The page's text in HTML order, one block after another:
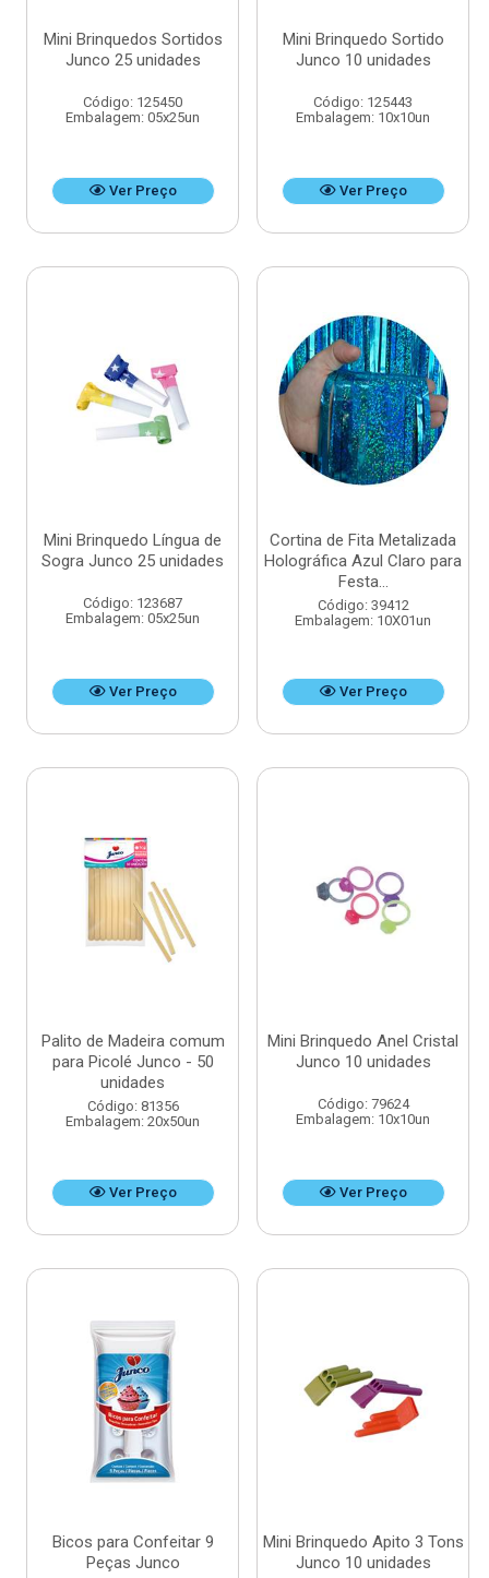
Mini Brinquedos Sortidos
Junco 25 unidades
Código: 125450
Embalagem: 05x25un
Ver Preço
Mini Brinquedo Sortido
Junco 10 unidades
Código: 125443
Embalagem: 10x10un
Ver Preço
Mini Brinquedo Língua de
Sogra Junco 25 unidades
Código: 123687
Embalagem: 05x25un
Ver Preço
Cortina de Fita Metalizada
Holográfica Azul Claro para
Festa...
Código: 39412
Embalagem: 10X01un
Ver Preço
Palito de Madeira comum
para Picolé Junco - 50
unidades
Código: 81356
Embalagem: 20x50un
Ver Preço
Mini Brinquedo Anel Cristal
Junco 10 unidades
Código: 79624
Embalagem: 10x10un
Ver Preço
Bicos para Confeitar 9
Peças Junco
Mini Brinquedo Apito 3 Tons
Junco 10 unidades